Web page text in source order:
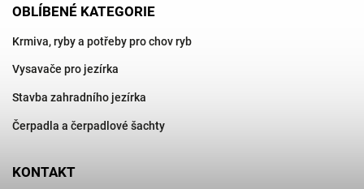
OBLÍBENÉ KATEGORIE
Krmiva, ryby a potřeby pro chov ryb
Vysavače pro jezírka
Stavba zahradního jezírka
Čerpadla a čerpadlové šachty
KONTAKT